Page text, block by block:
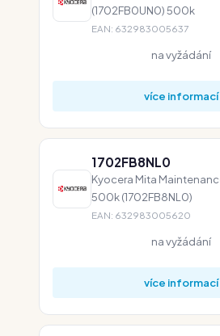
(1702FB0UN0) 500k
EAN: 632983005637
na vyžádání
více informací
1702FB8NL0
Kyocera Mita
500k (1702FB8NL0)
EAN: 632983005620
na vyžádání
více informací